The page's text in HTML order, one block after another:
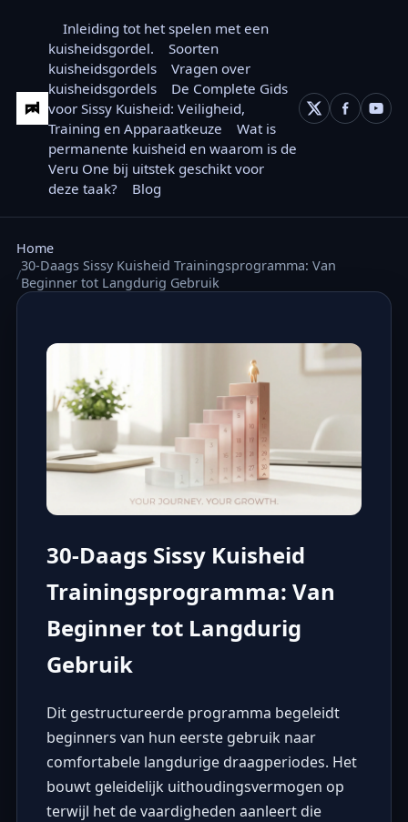
Inleiding tot het spelen met een
kuisheidsgordel.
Soorten
kuisheidsgordels
Vragen over
kuisheidsgordels
De Complete Gids
voor Sissy Kuisheid: Veiligheid,
Training en Apparaatkeuze
Wat is
permanente kuisheid en waarom is de
Veru One bij uitstek geschikt voor
deze taak?
Blog
Home
30-Daags Sissy Kuisheid Trainingsprogramma: Van
Beginner tot Langdurig Gebruik
30-Daags Sissy Kuisheid
Trainingsprogramma: Van
Beginner tot Langdurig
Gebruik
Dit gestructureerde programma begeleidt
beginners van hun eerste gebruik naar
comfortabele langdurige draagperiodes. Het
bouwt geleidelijk uithoudingsvermogen op
terwijl het de vaardigheden aanleert die